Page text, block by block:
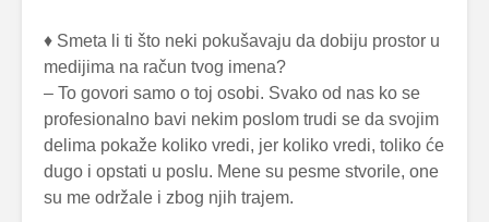
♦ Smeta li ti što neki pokušavaju da dobiju prostor u
medijima na račun tvog imena?
– To govori samo o toj osobi. Svako od nas ko se
profesionalno bavi nekim poslom trudi se da svojim
delima pokaže koliko vredi, jer koliko vredi, toliko će
dugo i opstati u poslu. Mene su pesme stvorile, one
su me održale i zbog njih trajem.